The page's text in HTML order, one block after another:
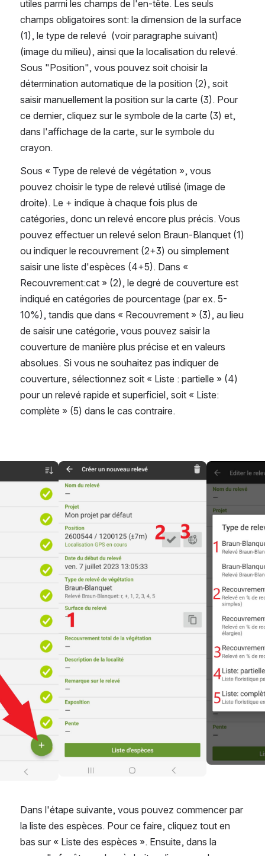
utiles parmi les champs de l'en-tête. Les seuls
champs obligatoires sont: la dimension de la surface
(1), le type de relevé  (voir paragraphe suivant)
(image du milieu), ainsi que la localisation du relevé.
Sous "Position", vous pouvez soit choisir la
détermination automatique de la position (2), soit
saisir manuellement la position sur la carte (3). Pour
ce dernier, cliquez sur le symbole de la carte (3) et,
dans l'affichage de la carte, sur le symbole du
crayon.
Sous « Type de relevé de végétation », vous
pouvez choisir le type de relevé utilisé (image de
droite). Le + indique à chaque fois plus de
catégories, donc un relevé encore plus précis. Vous
pouvez effectuer un relevé selon Braun-Blanquet (1)
ou indiquer le recouvrement (2+3) ou simplement
saisir une liste d'espèces (4+5). Dans «
Recouvrement:cat » (2), le degré de couverture est
indiqué en catégories de pourcentage (par ex. 5-
10%), tandis que dans « Recouvrement » (3), au lieu
de saisir une catégorie, vous pouvez saisir la
couverture de manière plus précise et en valeurs
absolues. Si vous ne souhaitez pas indiquer de
couverture, sélectionnez soit « Liste : partielle » (4)
pour un relevé rapide et superficiel, soit « Liste:
complète » (5) dans le cas contraire.
Open Open
Dans l'étape suivante, vous pouvez commencer par
la liste des espèces. Pour ce faire, cliquez tout en
bas sur « Liste des espèces ». Ensuite, dans la